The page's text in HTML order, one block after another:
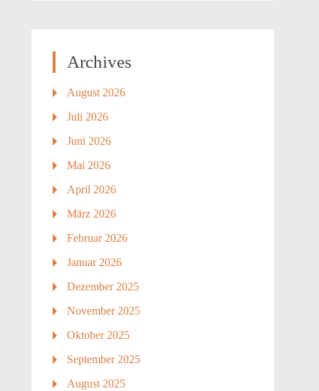
Archives
August 2026
Juli 2026
Juni 2026
Mai 2026
April 2026
März 2026
Februar 2026
Januar 2026
Dezember 2025
November 2025
Oktober 2025
September 2025
August 2025